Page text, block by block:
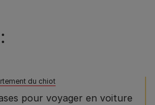
du chiot
pour voyager en voiture